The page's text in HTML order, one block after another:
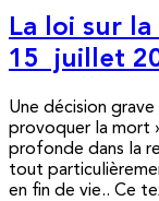
La loi sur
15 juillet
Une décision
provoquer la mort
profonde dans la
tout
en fin de vie.. Ce